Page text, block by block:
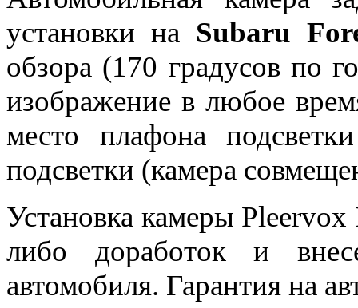
установки на Subaru
обзора (170 градусов по
изображение в любое
место плафона
подсветки (камера
Установка камеры
либо доработок и
автомобиля. Гарантия на